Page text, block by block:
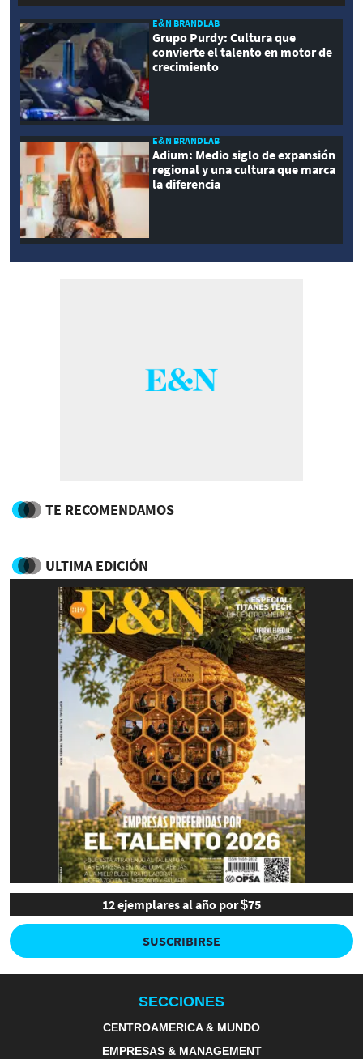
E&N BRANDLAB
Grupo Purdy: Cultura que
convierte el talento en motor de
crecimiento
E&N BRANDLAB
Adium: Medio siglo de expansión
regional y una cultura que marca
la diferencia
TE RECOMENDAMOS
ULTIMA EDICIÓN
12 ejemplares al año por $75
SUSCRIBIRSE
SECCIONES
CENTROAMERICA & MUNDO
EMPRESAS & MANAGEMENT